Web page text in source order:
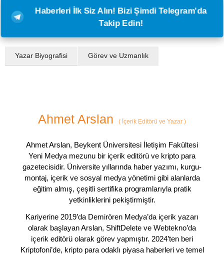
Haberleri İlk Siz Alın! Bizi Şimdi Telegram'da
Takip Edin!
Yazar Biyografisi Görev ve Uzmanlık
Ahmet Arslan ( İçerik Editörü ve Yazar )
Ahmet Arslan, Beykent Üniversitesi İletişim Fakültesi
Yeni Medya mezunu bir içerik editörü ve kripto para
gazetecisidir. Üniversite yıllarında haber yazımı, kurgu-
montaj, içerik ve sosyal medya yönetimi gibi alanlarda
eğitim almış, çeşitli sertifika programlarıyla pratik
yetkinliklerini pekiştirmiştir.
Kariyerine 2019’da Demirören Medya’da içerik yazarı
olarak başlayan Arslan, ShiftDelete ve Webtekno’da
içerik editörü olarak görev yapmıştır. 2024’ten beri
Kriptofoni’de, kripto para odaklı piyasa haberleri ve temel